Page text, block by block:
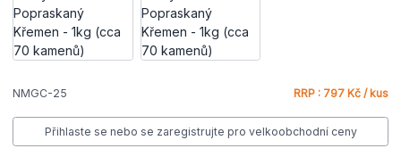
NMGC-25 RRP : 797 Kč / kus
Přihlaste se nebo se zaregistrujte pro velkoobchodní ceny